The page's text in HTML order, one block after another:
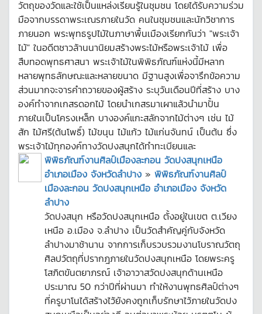
วัตถุของวัดและใช้เป็นแหล่งเรียนรู้ในชุมชน โดยได้รับความร่วม
มือจากบรรดาพระเณรภายในวัด คนในชุมชนและนักวิชาการ
ภายนอก พระพุทธรูปไม้ในภาษาพื้นเมืองเรียกกันว่า "พระเจ้า
ไม้" ในอดีตชาวล้านนานิยมสร้างพระไม้หรือพระเจ้าไม้ เพื่อ
สืบทอดพุทธศาสนา พระเจ้าไม้ในพิพิธภัณฑ์แห่งนี้มีหลาก
หลายพุทธลักษณะและหลายขนาด มีฐานสูงเพื่อจารึกข้อความ
ส่วนมากจะจารคำถวายของผู้สร้าง ระบุวันเดือนปีที่สร้าง บาง
องค์ทำจากเกสรดอกไม้ โดยนำเกสรมาเผาแล้วนำมาปั้น
ภายในเป็นโครงเหล็ก บางองค์แกะสลักจากไม้ต่างๆ เช่น ไม้
สัก ไม้ศรี(ต้นโพธิ์) ไม้ขนุน ไม้แก้ว ไม้แก่นจันทน์ เป็นต้น ซึ่ง
พระเจ้าไม้ทุกองค์ทางวัดปงสนุกได้ทำทะเบียนและ
พิพิธภัณฑ์งานศิลป์เมืองละกอน วัดปงสนุกเหนือ
อำเภอเมือง จังหวัดลำปาง » พิพิธภัณฑ์งานศิลป์
เมืองละกอน วัดปงสนุกเหนือ อำเภอเมือง จังหวัด
ลำปาง
วัดปงสนุก หรือวัดปงสนุกเหนือ ตั้งอยู่ในเขต ต.เวียง
เหนือ อ.เมือง จ.ลำปาง เป็นวัดสำคัญคู่กับจังหวัด
ลำปางมาช้านาน จากการเก็บรวบรวมงานโบราณวัตถุ
ศิลปวัตถุที่ปรากฎภายในวัดปงสนุกเหนือ โดยพระครู
โสภิตขันตยาภรณ์ เจ้าอาวาสวัดปงสนุกด้านเหนือ
ประมาณ 50 กว่าปีที่ผ่านมา ทำให้งานพุทธศิลป์ต่างๆ
ที่ครูบาโนได้สร้างไว้ยังคงถูกเก็บรักษาไว้ภายในวัดปง